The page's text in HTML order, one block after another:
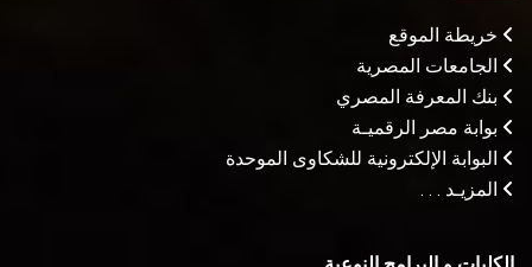
خريطة الموقع
الجامعات المصرية
بنك المعرفة المصري
بوابة مصر الرقميـة
البوابة الإلكترونية للشكاوى الموحدة
المزيـد . . .